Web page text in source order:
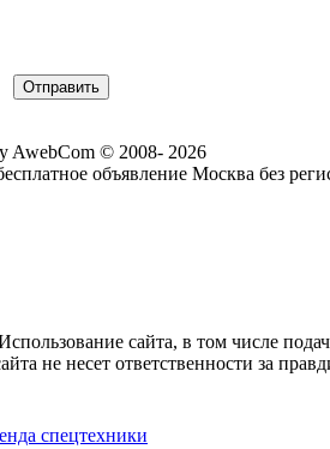
AwebCom © 2008- 2026
объявление Москва без
сайта, в том числе
не несет ответственности за
спецтехники